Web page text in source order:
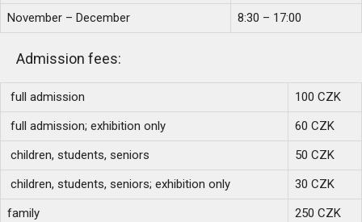
November – December
8:30 – 17:00
Admission fees:
full admission
100 CZK
full admission; exhibition only
60 CZK
children, students, seniors
50 CZK
children, students, seniors; exhibition only
30 CZK
family
250 CZK